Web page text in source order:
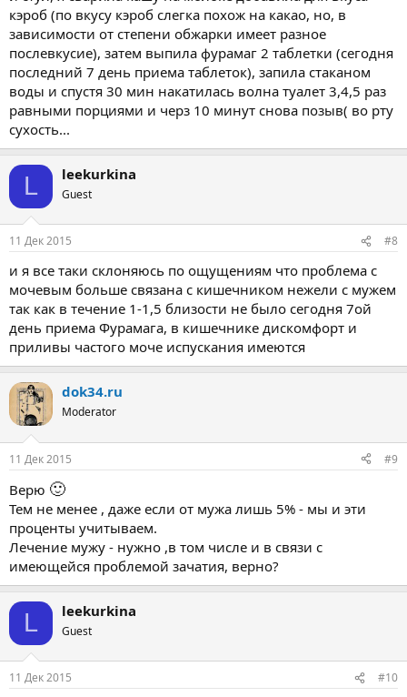
кэроб (по вкусу кэроб слегка похож на какао, но, в
зависимости от степени обжарки имеет разное
послевкусие), затем выпила фурамаг 2 таблетки (сегодня
последний 7 день приема таблеток), запила стаканом
воды и спустя 30 мин накатилась волна туалет 3,4,5 раз
равными порциями и черз 10 минут снова позыв( во рту
сухость...
L leekurkina
Guest
11 Дек 2015 #8
и я все таки склоняюсь по ощущениям что проблема с
мочевым больше связана с кишечником нежели с мужем
так как в течение 1-1,5 близости не было сегодня 7ой
день приема Фурамага, в кишечнике дискомфорт и
приливы частого моче испускания имеются
dok34.ru
Moderator
11 Дек 2015 #9
Верю 🙂
Тем не менее , даже если от мужа лишь 5% - мы и эти
проценты учитываем.
Лечение мужу - нужно ,в том числе и в связи с
имеющейся проблемой зачатия, верно?
L leekurkina
Guest
11 Дек 2015 #10